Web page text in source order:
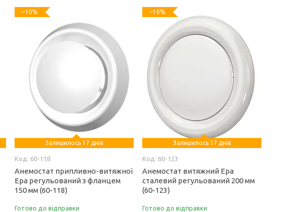
–10%
Залишилось 17 днів
60-118
Анемостат припливно-витяжної
Ера регульований з фланцем
150 мм (60-118)
Готово до відправки
–10%
Залишилось 17 днів
60-123
Анемостат витяжний Ера
сталевий регульований 200 мм
(60-123)
Готово до відправки